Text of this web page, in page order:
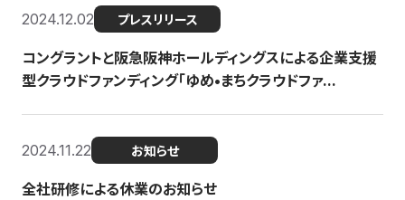
2024.12.02 プレスリリース
コングラントと阪急阪神ホールディングスによる企業支援
型クラウドファンディング「ゆめ•まちクラウドファ...
2024.11.22 お知らせ
全社研修による休業のお知らせ